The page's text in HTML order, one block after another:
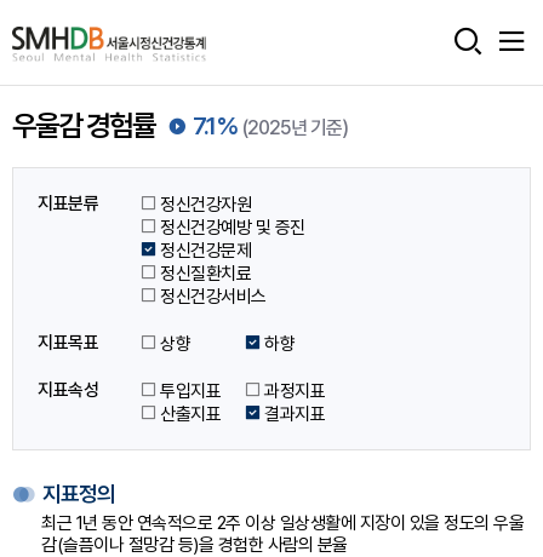
서
울
시
정
신
통
계
홈
으
로
우울감 경험률 7.1% (2025년 기준)
지표분류
정신건강자원
정신건강예방 및 증진
정신건강문제
정신질환치료
정신건강서비스
지표목표 상향 하향
지표속성 투입지표
과정지표
산출지표
결과지표
지표정의
최근 1년 동안 연속적으로 2주 이상 일상생활에 지장이 있을 정도의 우울
감(슬픔이나 절망감 등)을 경험한 사람의 분율